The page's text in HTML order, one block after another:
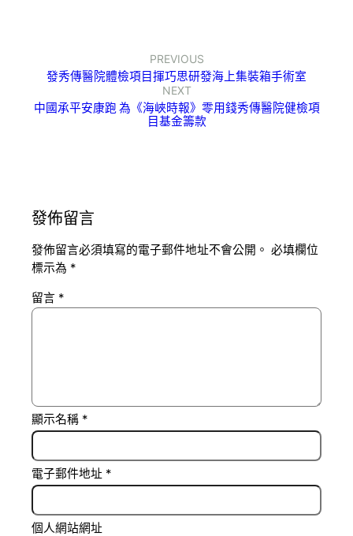
PREVIOUS
發秀傳醫院體檢項目揮巧思研發海上集裝箱手術室
NEXT
中國承平安康跑 為《海峽時報》零用錢秀傳醫院健檢項
目基金籌款
發佈留言
發佈留言必須填寫的電子郵件地址不會公開。 必填欄位
標示為 *
留言 *
顯示名稱 *
電子郵件地址 *
個人網站網址